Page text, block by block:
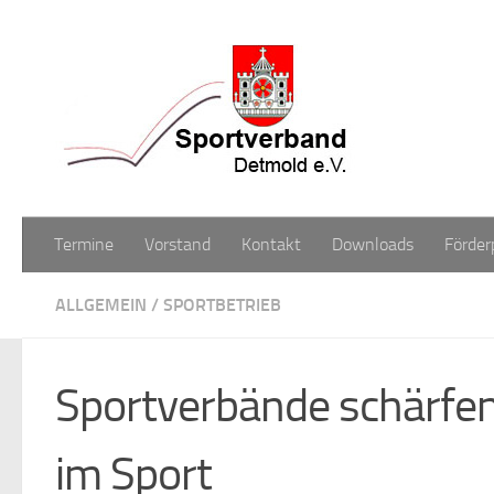
Termine Vorstand Kontakt Downloads
ALLGEMEIN / SPORTBETRIEB
Sportverbände
im Sport